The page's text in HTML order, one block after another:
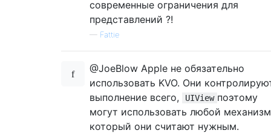
современные ограничения для
представлений ?!
— Fattie
@JoeBlow Apple не обязательно
использовать KVO. Они
выполнение всего,
UIView поэтому
могут использовать любой
который они считают нужным.